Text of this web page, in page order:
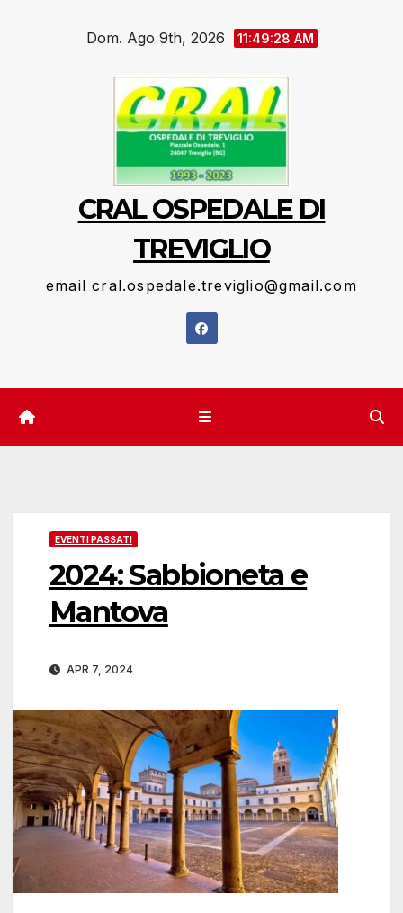
Dom. Ago 9th, 2026 11:49:29 AM
CRAL OSPEDALE DI
TREVIGLIO
email cral.ospedale.treviglio@gmail.com
EVENTI PASSATI
2024: Sabbioneta e
Mantova
APR 7, 2024